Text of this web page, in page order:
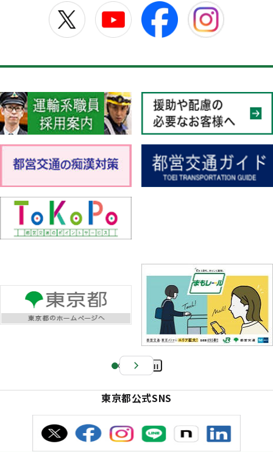
Pa
e
東京都公式SNS